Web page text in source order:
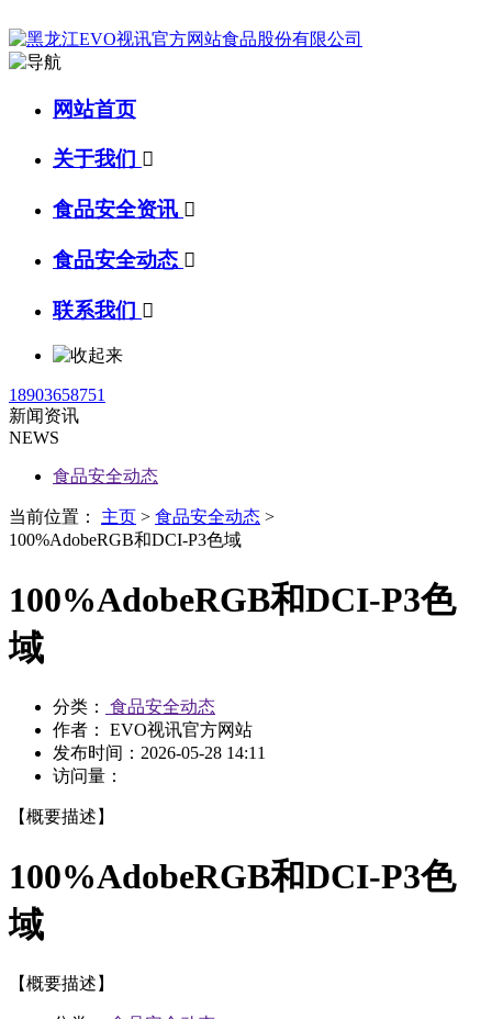
网站首页
关于我们 
食品安全资讯 
食品安全动态 
联系我们 
18903658751
新闻资讯
NEWS
食品安全动态
当前位置： 主页 > 食品安全动态 >
100%AdobeRGB和DCI-P3色域
100%AdobeRGB和DCI-P3色
域
分类：
食品安全动态
作者： EVO视讯官方网站
发布时间： 2026-05-28 14:11
访问量：
【概要描述】
100%AdobeRGB和DCI-P3色
域
【概要描述】